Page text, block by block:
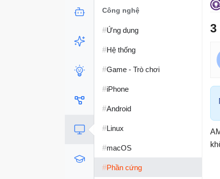
3
Công nghệ
#Ứng dụng
#Hệ thống
#Game - Trò chơi
#iPhone
#Android
#Linux
#macOS
#Phần cứng